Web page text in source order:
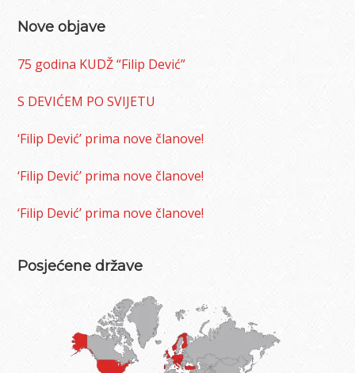
Nove objave
75 godina KUDŽ “Filip Dević”
S DEVIĆEM PO SVIJETU
‘Filip Dević’ prima nove članove!
‘Filip Dević’ prima nove članove!
‘Filip Dević’ prima nove članove!
Posjećene države